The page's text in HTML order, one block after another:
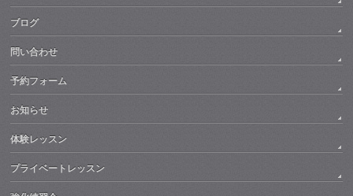
ブログ
問い合わせ
予約フォーム
お知らせ
体験レッスン
プライベートレッスン